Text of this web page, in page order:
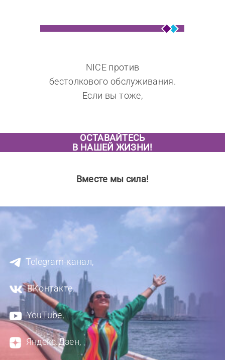
NICE против
бестолкового обслуживания.
Если вы тоже,
ОСТАВАЙТЕСЬ
В НАШЕЙ ЖИЗНИ!
Вместе мы сила!
Telegram-канал,
ВКонтакте,
YouTube,
Яндекс.Дзен,